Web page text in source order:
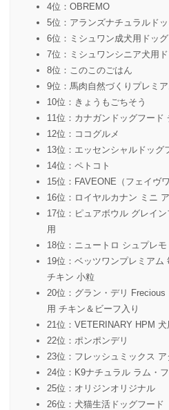
4位：OBREMO
5位：アランズナチュラルド
6位：ミシュワン成犬用ドッ
7位：ミシュワンシニア犬用
8位：このこのごはん
9位：馬肉自然づくりプレミ
10位：きょうもごちそう
11位：カナガンドッグフード
12位：ココグルメ
13位：エッセンシャルドッグ
14位：ペトコト
15位：FAVEONE（フェイヴワ
16位：ロイヤルカナン ミニ
17位：ピュアボウル グレイ
用
18位：ニュートロ シュプレモ
19位：ベッツワンプレミアム
チキン 小粒
20位：グラン・デリ
用 チキン＆ビーフ入り
21位：VETERINARY HPM 犬
22位：ポンポンデリ
23位：フレッシュミックス
24位：K9ナチュラル ラム・
25位：オリジンオリジナル
26位：犬猫生活ドッグフード